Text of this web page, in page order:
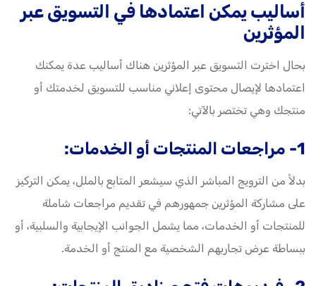
أساليب يمكن اعتمادها في التسويق عبر
المؤثرين
بحال اخترت التسويق عبر المؤثرين هناك أساليب عدة يمكنك
اعتمادها لإيصال محتوى إعلاني مناسب للتسويق لخدمتك أو
منتجك وهي تختصر بالآتي:
1- مراجعات المنتجات أو الخدمات:
بدلاً من الترويج المباشر الذي سيشعر المتابع بالملل، يمكن التركيز
على مشاركة المؤثرين جمهورهم في تقديم مراجعات شاملة
للمنتجات أو الخدمات، مما يشمل الجوانب الإيجابية والسلبية، أو
ببساطة عرض تجاربهم الشخصية مع المنتج أو الخدمة.